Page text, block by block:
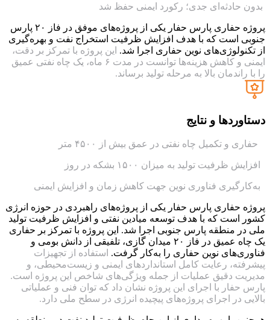
بدون حادثه‌ای جدی؛ رکورد ایمنی حفظ شد
پروژه حفاری پارس حفار یکی از پروژه‌های موفق در فاز ۲۰ پارس
جنوبی است که با هدف افزایش ظرفیت استخراج نفت و بهره‌گیری
از تکنولوژی‌های نوین حفاری اجرا شد. این پروژه با تمرکز بر دقت،
ایمنی و کاهش هزینه‌ها توانست در مدت ۶ ماه، یک چاه نفتی عمیق
را با راندمان بالا به مرحله تولید برساند.
دستاوردها و نتایج
حفاری و تکمیل چاه نفتی در عمق بیش از ۴۵۰۰ متر
افزایش ظرفیت تولید به میزان ۱۵۰۰ بشکه در روز
به‌کارگیری فناوری نوین جهت کاهش زمان و افزایش ایمنی
پروژه حفاری پارس حفار یکی از پروژه‌های راهبردی در حوزه انرژی
کشور است که با هدف توسعه میادین نفتی و افزایش ظرفیت تولید
ملی در منطقه پارس جنوبی اجرا شد. این پروژه با تمرکز بر حفاری
یک چاه عمیق در فاز ۲۰ میدان گازی، تلفیقی از دانش بومی و
فناوری‌های نوین حفاری را به‌کار گرفت. استفاده از تجهیزات
پیشرفته، رعایت کامل استانداردهای ایمنی و زیست‌محیطی، و
مدیریت دقیق عملیات از جمله ویژگی‌های شاخص این پروژه است.
پارس حفار با اجرای این پروژه نشان داد که توان فنی و عملیاتی
بالایی در اجرای پروژه‌های پیچیده انرژی در سطح ملی دارد.